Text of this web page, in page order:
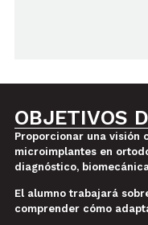
OBJETIVOS
Proporcionar una visión
microimplantes en
diagnóstico,
El alumno trabajará
comprender cómo